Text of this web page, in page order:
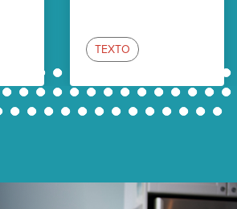
TEXTO
10 11
21
29 30 31 32 33 34 35 36 37 38 39 40 41
42
49 50 51 52 53 54 55 56 57 58 59 60 61 62